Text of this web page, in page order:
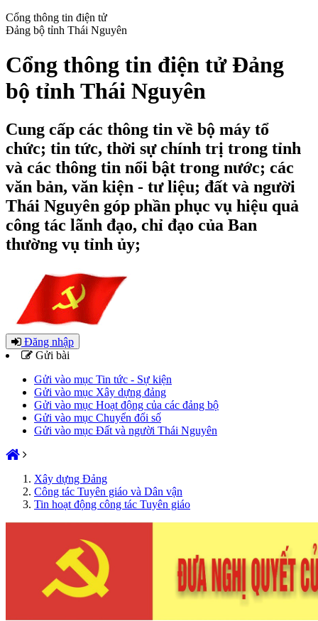
Cổng thông tin điện tử
Đảng bộ tỉnh Thái Nguyên
Cổng thông tin điện tử Đảng
bộ tỉnh Thái Nguyên
Cung cấp các thông tin về bộ máy tổ
chức; tin tức, thời sự chính trị trong tỉnh
và các thông tin nổi bật trong nước; các
văn bản, văn kiện - tư liệu; đất và người
Thái Nguyên góp phần phục vụ hiệu quả
công tác lãnh đạo, chỉ đạo của Ban
thường vụ tỉnh ủy;
Đăng nhập
Gửi bài
Gửi vào mục Tin tức - Sự kiện
Gửi vào mục Xây dựng đảng
Gửi vào mục Hoạt động của các đảng bộ
Gửi vào mục Chuyển đổi số
Gửi vào mục Đất và người Thái Nguyên
Xây dựng Đảng
Công tác Tuyên giáo và Dân vận
Tin hoạt động công tác Tuyên giáo